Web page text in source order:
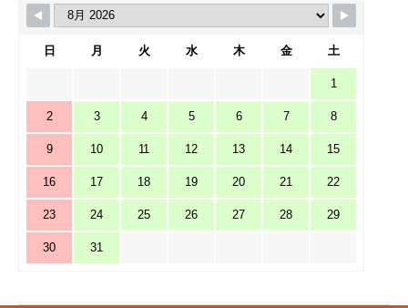
日 月 火 水 木 金 土
1
2 3 4 5 6 7 8
9 10 11 12 13 14 15
16 17 18 19 20 21 22
23 24 25 26 27 28 29
30 31